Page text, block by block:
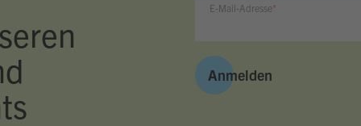
E-Mail-Adresse
Anmelden